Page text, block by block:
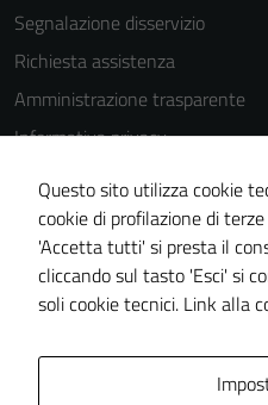
Segnalazione disservizio
Richiesta assistenza
Amministrazione trasparente
Informativa privacy
Cookie Policy
Note legali
Dichiarazione di accessibilità
Piano di miglioramento del sito
Questo sito utilizza cookie
cookie di profilazione di
'Accetta tutti' si presta il
cliccando sul tasto 'Esci' si
soli cookie tecnici. Link alla